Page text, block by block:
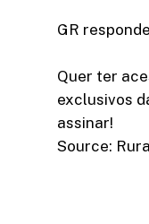
GR
Quer ter
exclusivos
assinar!​
Source: